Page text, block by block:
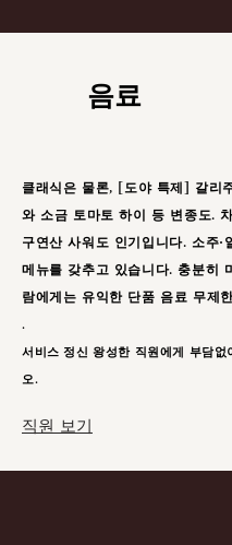
음료
클래식은 물론, [도야 특제] 갈리
와 소금 토마토 하이 등 변종도.
구연산 사워도 인기입니다. 소주·
메뉴를 갖추고 있습니다. 충분히
람에게는 유익한 단품 음료 무제
서비스 정신 왕성한 직원에게 부담없
오.
직원 보기